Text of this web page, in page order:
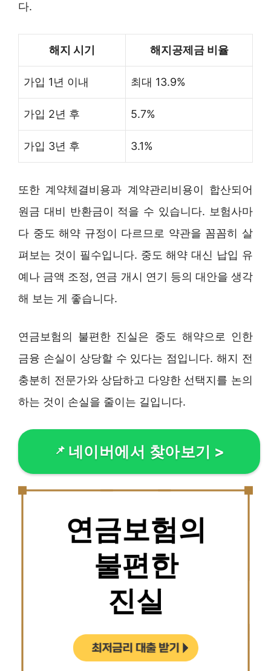
다.
해지 시기 해지공제금 비율
가입 1년 이내 최대 13.9%
가입 2년 후 5.7%
가입 3년 후 3.1%
또한 계약체결비용과 계약관리비용이 합산되어
원금 대비 반환금이 적을 수 있습니다. 보험사마
다 중도 해약 규정이 다르므로 약관을 꼼꼼히 살
펴보는 것이 필수입니다. 중도 해약 대신 납입 유
예나 금액 조정, 연금 개시 연기 등의 대안을 생각
해 보는 게 좋습니다.
연금보험의 불편한 진실은 중도 해약으로 인한
금융 손실이 상당할 수 있다는 점입니다. 해지 전
충분히 전문가와 상담하고 다양한 선택지를 논의
하는 것이 손실을 줄이는 길입니다.
네이버에서 찾아보기 >